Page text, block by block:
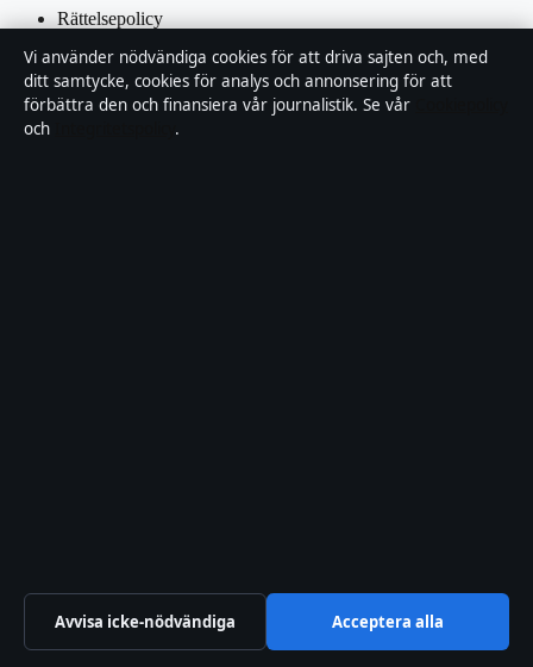
Rättelsepolicy
Tillgänglighetsredogörelse
Vi använder nödvändiga cookies för att driva sajten och, med
ditt samtycke, cookies för analys och annonsering för att
förbättra den och finansiera vår journalistik. Se vår
och
.
Avvisa icke-nödvändiga Acceptera alla